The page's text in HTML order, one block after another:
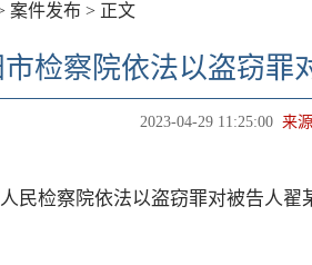
案件发布 > 正文
检察院依法以盗窃罪
2023-04-29 11:25:00 来
检察院依法以盗窃罪对被告人翟